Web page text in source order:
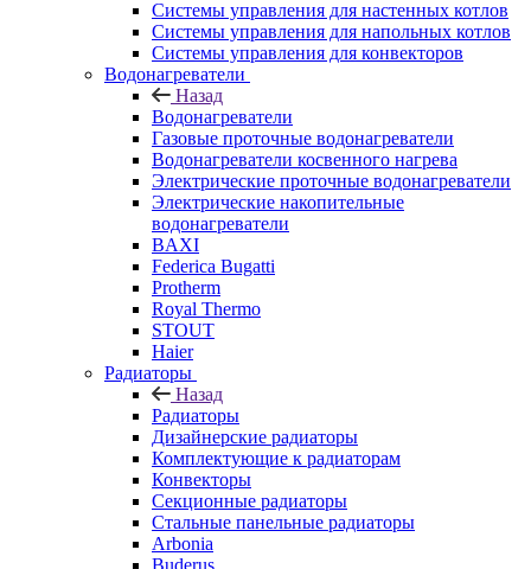
Системы управления для настенных котлов
Системы управления для напольных котлов
Системы управления для конвекторов
Водонагреватели
Назад
Водонагреватели
Газовые проточные водонагреватели
Водонагреватели косвенного нагрева
Электрические проточные водонагреватели
Электрические накопительные
водонагреватели
BAXI
Federica Bugatti
Protherm
Royal Thermo
STOUT
Haier
Радиаторы
Назад
Радиаторы
Дизайнерские радиаторы
Комплектующие к радиаторам
Конвекторы
Секционные радиаторы
Стальные панельные радиаторы
Arbonia
Buderus